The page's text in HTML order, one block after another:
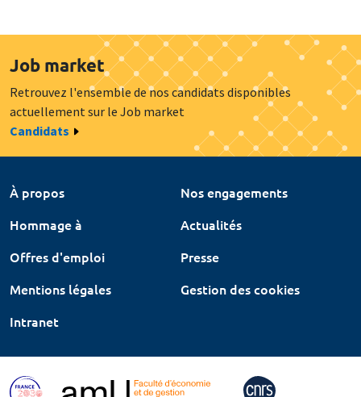
Job market
Retrouvez l'ensemble de nos candidats disponibles
actuellement sur le Job market
Candidats
À propos
Nos engagements
Hommage à
Actualités
Offres d'emploi
Presse
Mentions légales
Gestion des cookies
Intranet